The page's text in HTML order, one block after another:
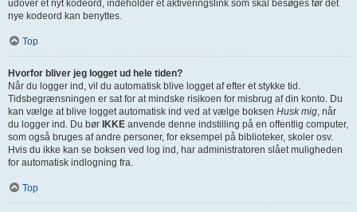
udover et nyt kodeord, indeholder et aktiveringslink som skal besøges før det
nye kodeord kan benyttes.
Top
Hvorfor bliver jeg logget ud hele tiden?
Når du logger ind, vil du automatisk blive logget af efter et stykke tid.
Tidsbegrænsningen er sat for at mindske risikoen for misbrug af din konto. Du
kan vælge at blive logget automatisk ind ved at vælge boksen Husk mig, når
du logger ind. Du bør IKKE anvende denne indstilling på en offentlig computer,
som også bruges af andre personer, for eksempel på biblioteker, skoler osv.
Hvis du ikke kan se boksen ved log ind, har administratoren slået muligheden
for automatisk indlogning fra.
Top